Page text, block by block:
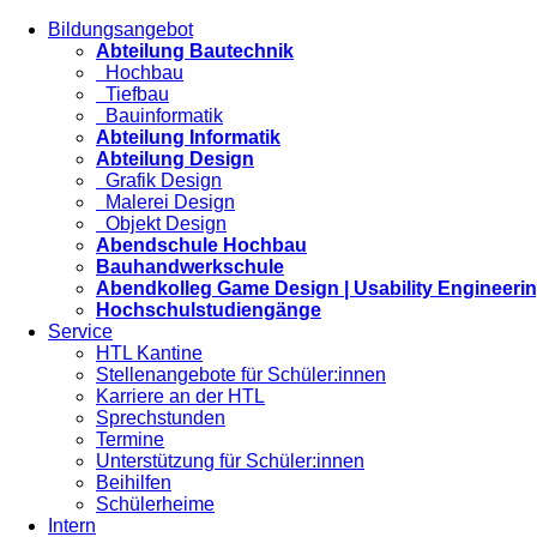
Bildungsangebot
Abteilung Bautechnik
Hochbau
Tiefbau
Bauinformatik
Abteilung Informatik
Abteilung Design
Grafik Design
Malerei Design
Objekt Design
Abendschule Hochbau
Bauhandwerkschule
Abendkolleg Game Design | Usability
Hochschulstudiengänge
Service
HTL Kantine
Stellenangebote für Schüler:innen
Karriere an der HTL
Sprechstunden
Termine
Unterstützung für Schüler:innen
Beihilfen
Schülerheime
Intern